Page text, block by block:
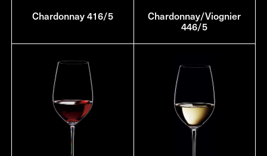
Chardonnay 416/5 Chardonnay/Viognier
446/5